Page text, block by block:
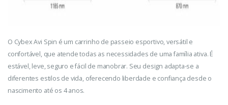
O Cybex Avi Spin é um carrinho de passeio esportivo, versátil e
confortável, que atende todas as necessidades de uma família ativa. É
estável, leve, seguro e fácil de manobrar. Seu design adapta-se a
diferentes estilos de vida, oferecendo liberdade e confiança desde o
nascimento até os 4 anos.